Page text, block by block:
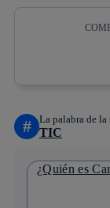
# La palabra de la
TIC
¿Quién es